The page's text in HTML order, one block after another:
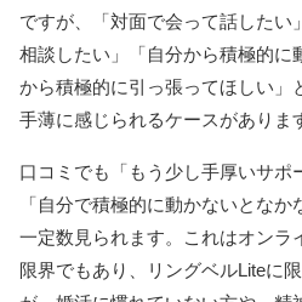
ですが、「対面で会って話したい
相談したい」「自分から積極的に
から積極的に引っ張ってほしい」
手薄に感じられるケースがありま
口コミでも「もう少し手厚いサポ
「自分で積極的に動かないとな
一定数見られます。これはオンラ
限界でもあり、リングベルLiteに